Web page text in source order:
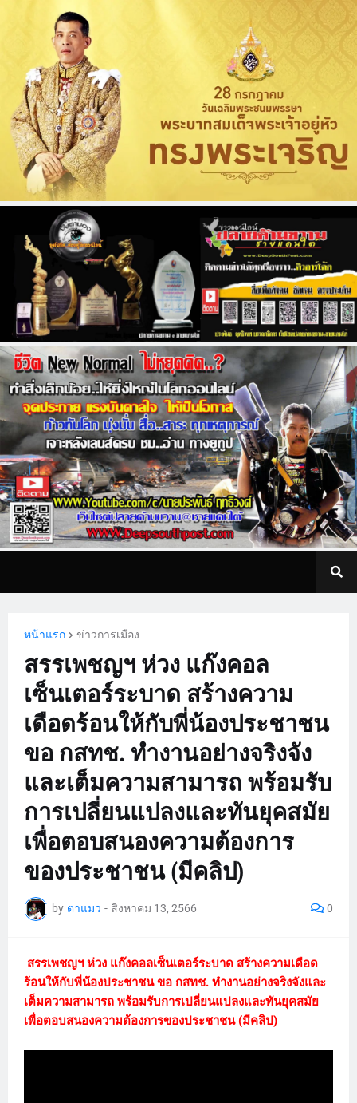
หน้าแรก ข่าวการเมือง
สรรเพชญฯ ห่วง แก๊งคอล
เซ็นเตอร์ระบาด สร้างความ
เดือดร้อนให้กับพี่น้องประชาชน
ขอ กสทช. ทำงานอย่างจริงจัง
และเต็มความสามารถ พร้อมรับ
การเปลี่ยนแปลงและทันยุคสมัย
เพื่อตอบสนองความต้องการ
ของประชาชน (มีคลิป)
by ตาแมว - สิงหาคม 13, 2566 0
สรรเพชญฯ ห่วง แก๊งคอลเซ็นเตอร์ระบาด สร้างความเดือด
ร้อนให้กับพี่น้องประชาชน ขอ กสทช. ทำงานอย่างจริงจังและ
เต็มความสามารถ พร้อมรับการเปลี่ยนแปลงและทันยุคสมัย
เพื่อตอบสนองความต้องการของประชาชน (มีคลิป)